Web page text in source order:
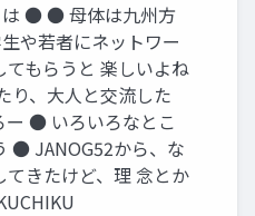
は ● ● 母体は九州方
や若者にネットワー
てもらうと 楽しいよね
、大人と交流した
ー ● いろいろなとこ
● JANOG52から、な
てきたけど、理 念とか